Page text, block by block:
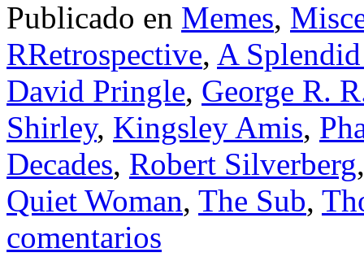
Publicado en Memes,
RRetrospective, A
David Pringle, George R.
Shirley, Kingsley Amis,
Decades, Robert Silverberg
Quiet Woman, The Sub,
comentarios